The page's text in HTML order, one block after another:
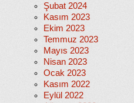
Şubat 2024
Kasım 2023
Ekim 2023
Temmuz 2023
Mayıs 2023
Nisan 2023
Ocak 2023
Kasım 2022
Eylül 2022